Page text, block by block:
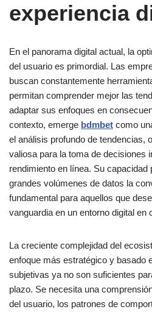
experiencia
En el panorama digital actual, la
del usuario es primordial. Las
buscan constantemente
permitan comprender mejor las
adaptar sus enfoques en
contexto, emerge bdmbet como
el análisis profundo de tendencias,
valiosa para la toma de decisiones
rendimiento en línea. Su
grandes volúmenes de datos la
fundamental para aquellos que
vanguardia en un entorno digital en
La creciente complejidad del
enfoque más estratégico y basado
subjetivas ya no son suficientes
plazo. Se necesita una
del usuario, los patrones de